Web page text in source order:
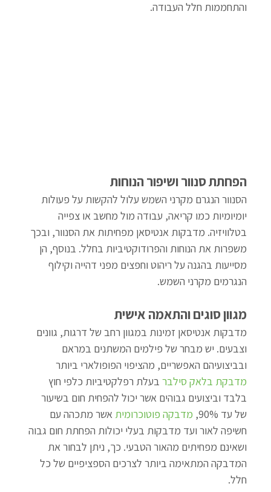
והתחממות חלל העבודה.
הפחתת סנוור ושיפור הנוחות
הסנוור הנגרם מקרני השמש עלול להקשות על פעולות
יומיומיות כמו קריאה, עבודה מול מחשב או צפייה
בטלוויזיה. מדבקות אנטיסאן מפחיתות את הסנוור, ובכך
משפרות את הנוחות והפרודוקטיביות בחלל. בנוסף, הן
מסייעות בהגנה על ריהוט וחפצים מפני דהייה וקילוף
הנגרמים מקרני השמש.
מגוון סוגים והתאמה אישית
מדבקות אנטיסאן זמינות במגוון רחב של דרגות, גוונים
וצבעים. יש מבחר של פילמים המשתנים במראם
ובביצועיהם האפשריים, מהציפוי הפופולארי ביותר
מדבקת בלאק סילבר בעלת רפלקטיביות כלפי חוץ
בלבד וביצועים גבוהים אשר יכול להפחית חום בשיעור
של עד 90%,
מדבקה פוטוכרומית אשר מתכהה עם
חשיפה לאור ועד מדבקות בעלי יכולות הפחתת חום גבוה
ושאינם מפחיתים מהאור הטבעי. כך, ניתן לבחור את
המדבקה המתאימה ביותר לצרכים הספציפיים של כל
חלל.